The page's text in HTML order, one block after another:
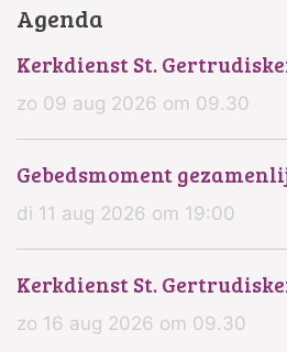
Agenda
Kerkdienst St.
zo 09 aug 2026 om 09.30
Gebedsmoment
di 11 aug 2026 om 19:00
Kerkdienst St.
zo 16 aug 2026 om 09.30